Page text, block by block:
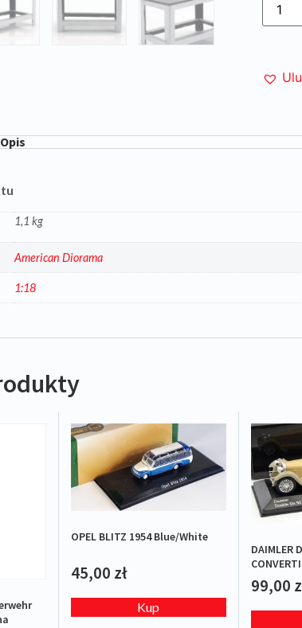
Opis
1,1 kg
American Diorama
1:18
OPEL BLITZ 1954 Blue/White
45,00 zł
Kup
DAIMLER
L.E.1/1000
99,00